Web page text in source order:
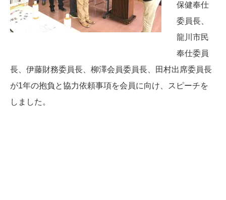
保健奉仕
委員長、
龍川市民
奉仕委員
長、伊藤財務委員長、柳澤会員委員長、田村出席委員長
が1年の抱負と協力依頼事項を会員に向け、スピーチを
しました。